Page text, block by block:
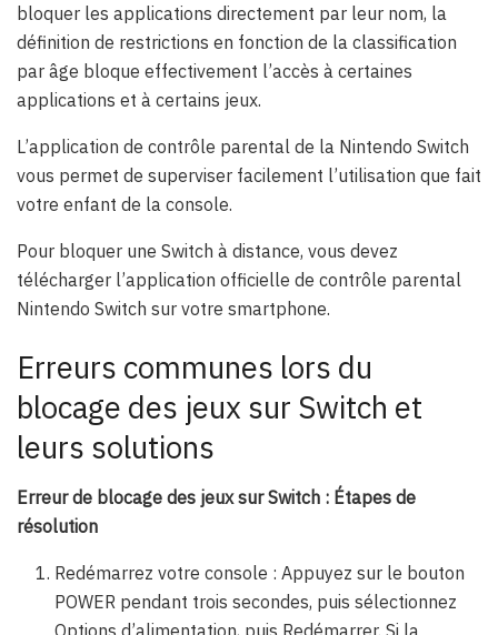
bloquer les applications directement par leur nom, la
définition de restrictions en fonction de la classification
par âge bloque effectivement l’accès à certaines
applications et à certains jeux.
L’application de contrôle parental de la Nintendo Switch
vous permet de superviser facilement l’utilisation que fait
votre enfant de la console.
Pour bloquer une Switch à distance, vous devez
télécharger l’application officielle de contrôle parental
Nintendo Switch sur votre smartphone.
Erreurs communes lors du
blocage des jeux sur Switch et
leurs solutions
Erreur de blocage des jeux sur Switch : Étapes de
résolution
Redémarrez votre console : Appuyez sur le bouton
POWER pendant trois secondes, puis sélectionnez
Options d’alimentation, puis Redémarrer. Si la